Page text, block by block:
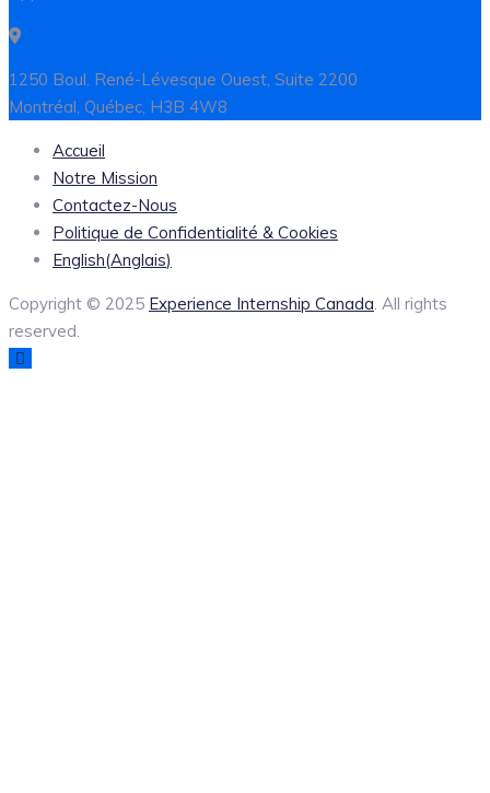
1250 Boul. René-Lévesque Ouest, Suite 2200
Montréal, Québec, H3B 4W8
Accueil
Notre Mission
Contactez-Nous
Politique de Confidentialité & Cookies
English(Anglais)
Copyright © 2025 Experience Internship Canada . All rights
reserved.